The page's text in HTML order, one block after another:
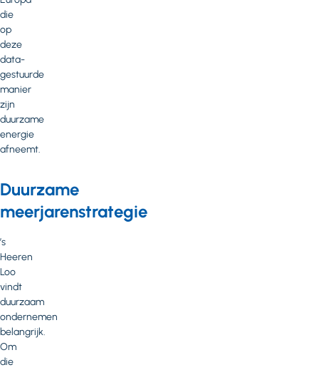
die
op
deze
data-
gestuurde
manier
zijn
duurzame
energie
afneemt.
Duurzame
meerjarenstrategie
’s
Heeren
Loo
vindt
duurzaam
ondernemen
belangrijk.
Om
die